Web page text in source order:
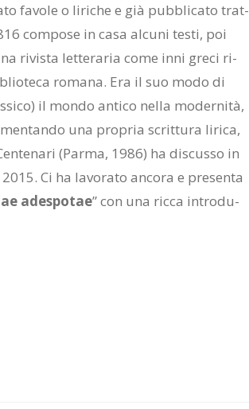
fa­vo­le o li­ri­che e già pub­bli­ca­to trat­
com­po­se in casa al­cu­ni te­sti, poi
ri­vi­sta let­te­ra­ria come inni gre­ci ri­
ro­ma­na. Era il suo modo di
il mon­do an­ti­co nel­la mo­der­ni­tà,
una pro­pria scrit­tu­ra li­ri­ca,
(Par­ma, 1986) ha di­scus­so in
Ci ha la­vo­ra­to an­co­ra e pre­sen­ta
ade­spo­tae” con una ric­ca in­tro­du­